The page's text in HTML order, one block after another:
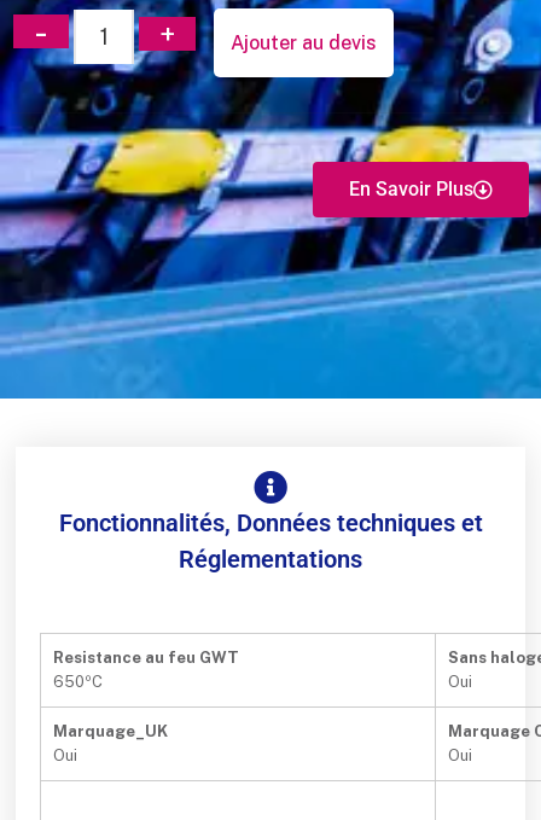
Ajouter au devis
En Savoir Plus
Fonctionnalités, Données techniques et
Réglementations
Resistance au feu GWT
650ºC
Sans
Oui
Marquage_UK
Oui
Marquage
Oui